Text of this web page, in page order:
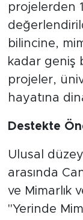
projelerden
bilincine,
kadar geniş
projeler,
hayatına
Destekte
Ulusal
arasında
ve Mimarlık
"Yerinde